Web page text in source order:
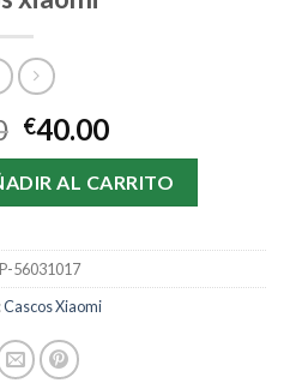
€40.00
AL CARRITO
56031017
Cascos Xiaomi